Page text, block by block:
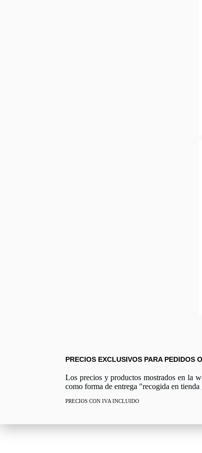
PRECIOS EXCLUSIVOS PARA PEDIDOS
Los precios y productos mostrados en la
como forma de entrega "recogida en
PRECIOS CON IVA INCLUIDO